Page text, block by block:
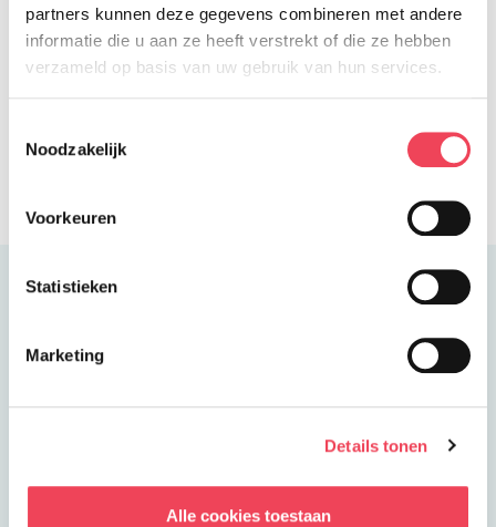
partners kunnen deze gegevens combineren met andere
informatie die u aan ze heeft verstrekt of die ze hebben
verzameld op basis van uw gebruik van hun services.
Noodzakelijk
Voorkeuren
Statistieken
Marketing
Details tonen
Alle cookies toestaan
medisch-wetenschappelijk onderzoek.
Je downloadt de tool hier.
Wat zijn je rechten bij medisch-